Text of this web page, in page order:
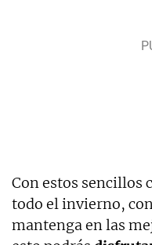
Con estos sencillos
todo el invierno,
mantenga en las